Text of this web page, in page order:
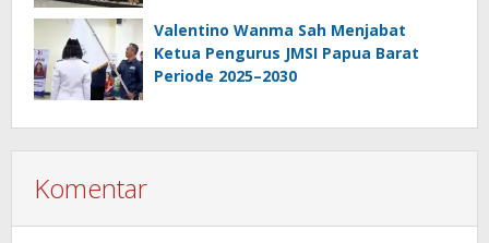
Bertanggungjawab
Valentino Wanma Sah Menjabat
Ketua Pengurus JMSI Papua Barat
Periode 2025–2030
Komentar